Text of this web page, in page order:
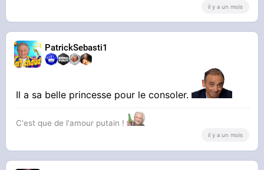
il y a un mois
PatrickSebasti1
Il a sa belle princesse pour le consoler.
C'est que de l'amour putain !
il y a un mois